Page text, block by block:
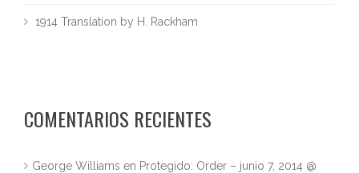
1914 Translation by H. Rackham
COMENTARIOS RECIENTES
George Williams en Protegido: Order – junio 7, 2014 @